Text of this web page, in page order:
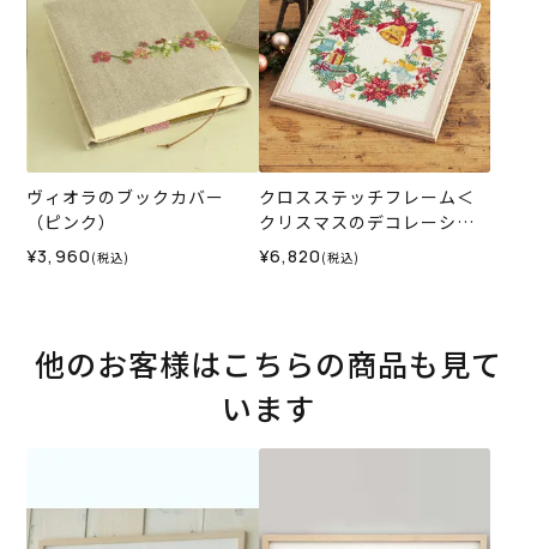
ヴィオラのブックカバー
（ピンク）
¥3,960 (税込)
クロスステッチフレーム＜
クリスマスのデコレーショ
ンリース＞
¥6,820 (税込)
他のお客様はこちらの商品も見て
います